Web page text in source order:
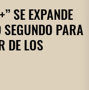
SE EXPANDE
PARA
DE LOS